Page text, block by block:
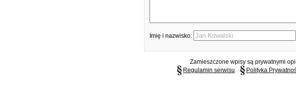
Imię i nazwisko:
Zamieszczone wpisy są prywatnymi
Regulamin serwisu
Polityka